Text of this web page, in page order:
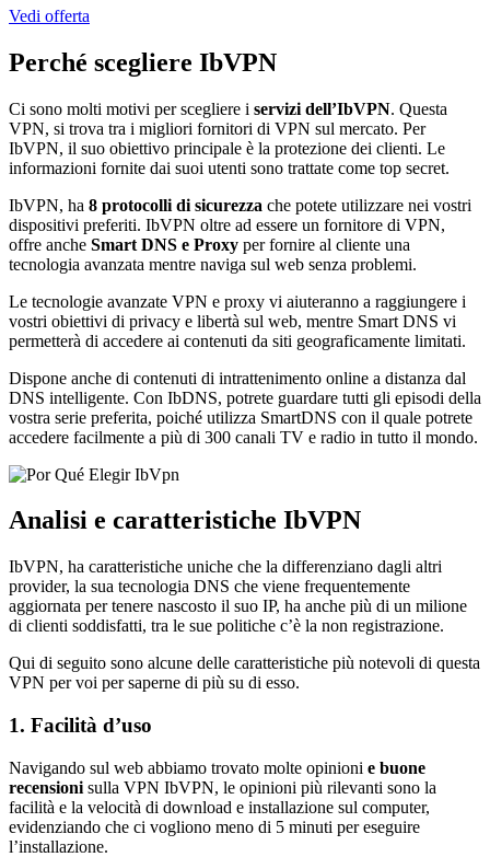
Vedi offerta
Perché scegliere IbVPN
Ci sono molti motivi per scegliere i servizi dell’IbVPN. Questa
VPN, si trova tra i migliori fornitori di VPN sul mercato. Per
IbVPN, il suo obiettivo principale è la protezione dei clienti. Le
informazioni fornite dai suoi utenti sono trattate come top secret.
IbVPN, ha 8 protocolli di sicurezza che potete utilizzare nei vostri
dispositivi preferiti. IbVPN oltre ad essere un fornitore di VPN,
offre anche Smart DNS e Proxy per fornire al cliente una
tecnologia avanzata mentre naviga sul web senza problemi.
Le tecnologie avanzate VPN e proxy vi aiuteranno a raggiungere i
vostri obiettivi di privacy e libertà sul web, mentre Smart DNS vi
permetterà di accedere ai contenuti da siti geograficamente limitati.
Dispone anche di contenuti di intrattenimento online a distanza dal
DNS intelligente. Con IbDNS, potrete guardare tutti gli episodi della
vostra serie preferita, poiché utilizza SmartDNS con il quale potrete
accedere facilmente a più di 300 canali TV e radio in tutto il mondo.
Analisi e caratteristiche IbVPN
IbVPN, ha caratteristiche uniche che la differenziano dagli altri
provider, la sua tecnologia DNS che viene frequentemente
aggiornata per tenere nascosto il suo IP, ha anche più di un milione
di clienti soddisfatti, tra le sue politiche c’è la non registrazione.
Qui di seguito sono alcune delle caratteristiche più notevoli di questa
VPN per voi per saperne di più su di esso.
1. Facilità d’uso
Navigando sul web abbiamo trovato molte opinioni e buone
recensioni sulla VPN IbVPN, le opinioni più rilevanti sono la
facilità e la velocità di download e installazione sul computer,
evidenziando che ci vogliono meno di 5 minuti per eseguire
l’installazione.